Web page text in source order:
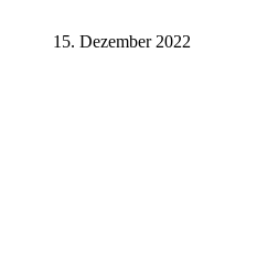
15. Dezember 2022